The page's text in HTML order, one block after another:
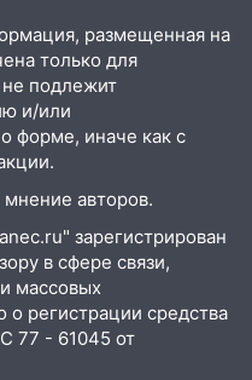
без спроса:
похитил у
на
крышу дома на
и рухнуло
дерево
размещенная на
только для
не подлежит
и/или
форме, иначе как с
авторов.
зарегистрирован
в сфере связи,
массовых
регистрации средства
77 - 61045 от